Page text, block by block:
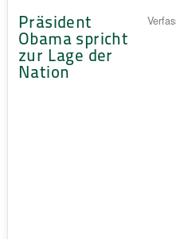
Präsident
Obama spricht
zur Lage der
Nation